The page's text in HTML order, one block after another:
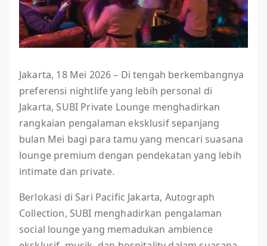
Jakarta, 18 Mei 2026 – Di tengah berkembangnya
preferensi nightlife yang lebih personal di
Jakarta, SUBI Private Lounge menghadirkan
rangkaian pengalaman eksklusif sepanjang
bulan Mei bagi para tamu yang mencari suasana
lounge premium dengan pendekatan yang lebih
intimate dan private.
Berlokasi di Sari Pacific Jakarta, Autograph
Collection, SUBI menghadirkan pengalaman
social lounge yang memadukan ambience